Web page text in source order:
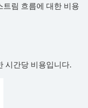
림 흐름에 대한 비용
시간당 비용입니다.